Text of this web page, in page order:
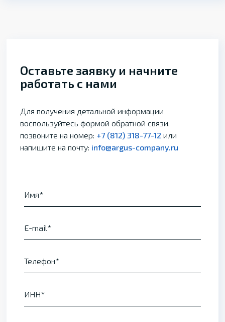
Оставьте заявку и начните
работать с нами
Для получения детальной информации
воспользуйтесь формой обратной связи,
позвоните на номер: +7 (812) 318-77-12 или
напишите на почту: info@argus-company.ru
Имя
E-mail
Телефон
ИНН